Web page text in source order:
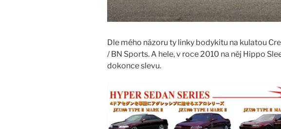
Dle mého názoru ty linky bodykitu na kulatou
/ BN Sports. A hele, v roce 2010 na něj Hippo
dokonce slevu.